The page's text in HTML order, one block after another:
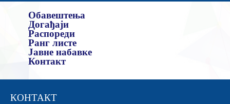
Обавештења
Догађаји
Распореди
Ранг листе
Јавне набавке
Контакт
КОНТАКТ